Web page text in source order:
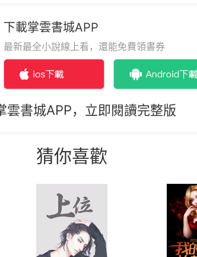
下載掌雲書城APP
最新最全小說線上看，還能免費領書券
雲書城APP，立即閱讀完整版
猜你喜歡